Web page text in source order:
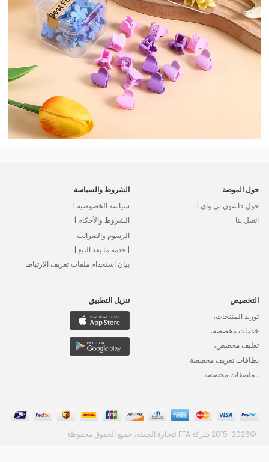
حول الموضة
حول فاشون تي واي |
اتصل بنا
الشروط والسياسة
سياسة الخصوصية |
الشروط والأحكام |
الرسوم والضرائب
| خدمة ما بعد البيع |
بيان استخدام ملفات تعريف الارتباط
التخصيص
توريد المنتجات،
خدمات مخصصة،
تغليف مخصص،
بطاقات تعريف مخصصة
، ملصقات مخصصة
تنزيل التطبيق
©2015-2026 شركة FFA لتجارة الجملة، جميع الحقوق محفوظة